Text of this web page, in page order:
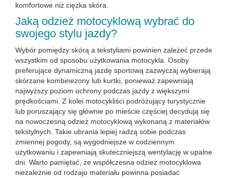
komfortowe niż ciężka skóra.
Jaką odzież motocyklową wybrać do
swojego stylu jazdy?
Wybór pomiędzy skórą a tekstyliami powinien zależeć przede
wszystkim od sposobu użytkowania motocykla. Osoby
preferujące dynamiczną jazdę sportową zazwyczaj wybierają
skórzane kombinezony lub kurtki, ponieważ zapewniają
najwyższy poziom ochrony podczas jazdy z większymi
prędkościami. Z kolei motocykliści podróżujący turystycznie
lub poruszający się głównie po mieście częściej decydują się
na nowoczesną odzież motocyklową wykonaną z materiałów
tekstylnych. Takie ubrania lepiej radzą sobie podczas
zmiennej pogody, są wygodniejsze w codziennym
użytkowaniu i zapewniają skuteczniejszą wentylację w upalne
dni. Warto pamiętać, że współczesna odzież motocyklowa
niezależnie od rodzaju materiału powinna posiadać